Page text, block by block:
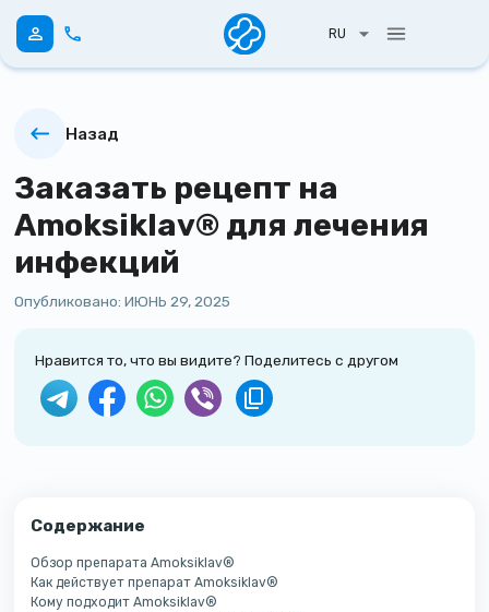
RU
Назад
Заказать рецепт на
Amoksiklav® для лечения
инфекций
Опубликовано:ИЮНЬ 29, 2025
Нравится то, что вы видите? Поделитесь с другом
Содержание
Обзор препарата Amoksiklav®
Как действует препарат Amoksiklav®
Кому подходит Amoksiklav®